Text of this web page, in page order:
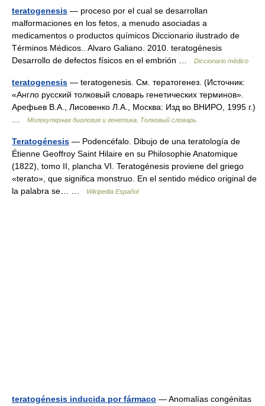
teratogenesis — proceso por el cual se desarrollan
malformaciones en los fetos, a menudo asociadas a
medicamentos o productos químicos Diccionario ilustrado de
Términos Médicos.. Alvaro Galiano. 2010. teratogénesis
Desarrollo de defectos físicos en el embrión …
Diccionario médico
teratogenesis — teratogenesis. См. тератогенез. (Источник:
«Англо русский толковый словарь генетических терминов».
Арефьев В.А., Лисовенко Л.А., Москва: Изд во ВНИРО, 1995 г.)
Молекулярная биология и генетика. Толковый словарь.
Teratogénesis — Podencéfalo. Dibujo de una teratología de
Étienne Geoffroy Saint Hilaire en su Philosophie Anatomique
(1822), tomo II, plancha VI. Teratogénesis proviene del griego
«terato», que significa monstruo. En el sentido médico original de
la palabra se… …
Wikipedia Español
teratogénesis inducida por fármaco — Anomalías congénitas